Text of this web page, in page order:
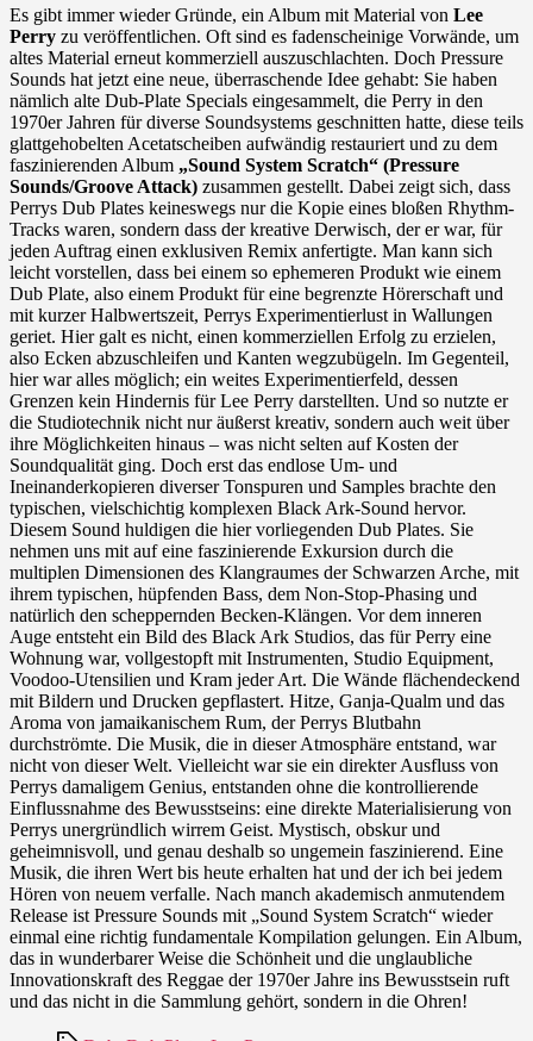
System
Scratch
Es gibt immer wieder Gründe, ein Album mit Material von Lee
Perry zu veröffentlichen. Oft sind es fadenscheinige Vorwände, um
altes Material erneut kommerziell auszuschlachten. Doch Pressure
Sounds hat jetzt eine neue, überraschende Idee gehabt: Sie haben
nämlich alte Dub-Plate Specials eingesammelt, die Perry in den
1970er Jahren für diverse Soundsystems geschnitten hatte, diese teils
glattgehobelten Acetatscheiben aufwändig restauriert und zu dem
faszinierenden Album „Sound System Scratch“ (Pressure
Sounds/Groove Attack) zusammen gestellt. Dabei zeigt sich, dass
Perrys Dub Plates keineswegs nur die Kopie eines bloßen Rhythm-
Tracks waren, sondern dass der kreative Derwisch, der er war, für
jeden Auftrag einen exklusiven Remix anfertigte. Man kann sich
leicht vorstellen, dass bei einem so ephemeren Produkt wie einem
Dub Plate, also einem Produkt für eine begrenzte Hörerschaft und
mit kurzer Halbwertszeit, Perrys Experimentierlust in Wallungen
geriet. Hier galt es nicht, einen kommerziellen Erfolg zu erzielen,
also Ecken abzuschleifen und Kanten wegzubügeln. Im Gegenteil,
hier war alles möglich; ein weites Experimentierfeld, dessen
Grenzen kein Hindernis für Lee Perry darstellten. Und so nutzte er
die Studiotechnik nicht nur äußerst kreativ, sondern auch weit über
ihre Möglichkeiten hinaus – was nicht selten auf Kosten der
Soundqualität ging. Doch erst das endlose Um- und
Ineinanderkopieren diverser Tonspuren und Samples brachte den
typischen, vielschichtig komplexen Black Ark-Sound hervor.
Diesem Sound huldigen die hier vorliegenden Dub Plates. Sie
nehmen uns mit auf eine faszinierende Exkursion durch die
multiplen Dimensionen des Klangraumes der Schwarzen Arche, mit
ihrem typischen, hüpfenden Bass, dem Non-Stop-Phasing und
natürlich den scheppernden Becken-Klängen. Vor dem inneren
Auge entsteht ein Bild des Black Ark Studios, das für Perry eine
Wohnung war, vollgestopft mit Instrumenten, Studio Equipment,
Voodoo-Utensilien und Kram jeder Art. Die Wände flächendeckend
mit Bildern und Drucken gepflastert. Hitze, Ganja-Qualm und das
Aroma von jamaikanischem Rum, der Perrys Blutbahn
durchströmte. Die Musik, die in dieser Atmosphäre entstand, war
nicht von dieser Welt. Vielleicht war sie ein direkter Ausfluss von
Perrys damaligem Genius, entstanden ohne die kontrollierende
Einflussnahme des Bewusstseins: eine direkte Materialisierung von
Perrys unergründlich wirrem Geist. Mystisch, obskur und
geheimnisvoll, und genau deshalb so ungemein faszinierend. Eine
Musik, die ihren Wert bis heute erhalten hat und der ich bei jedem
Hören von neuem verfalle. Nach manch akademisch anmutendem
Release ist Pressure Sounds mit „Sound System Scratch“ wieder
einmal eine richtig fundamentale Kompilation gelungen. Ein Album,
das in wunderbarer Weise die Schönheit und die unglaubliche
Innovationskraft des Reggae der 1970er Jahre ins Bewusstsein ruft
und das nicht in die Sammlung gehört, sondern in die Ohren!